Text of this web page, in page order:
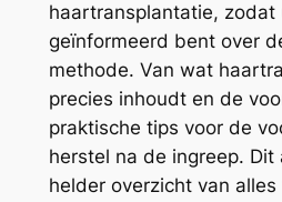
haartransplantatie, zodat
geïnformeerd bent over
methode. Van wat
precies inhoudt en de
praktische tips voor de
herstel na de ingreep.
helder overzicht van